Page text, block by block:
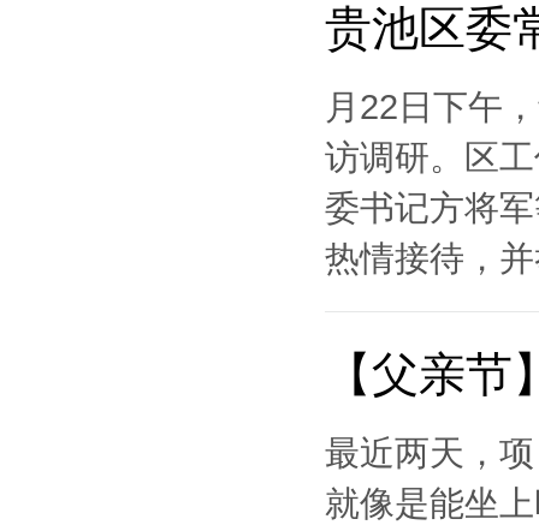
贵池区委
月22日下午
访调研。区
委书记方将
热情接待，
【父亲
最近两天，
就像是能坐